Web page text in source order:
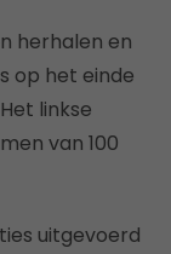
herhalen en
op het einde
linkse
van 100
uitgevoerd